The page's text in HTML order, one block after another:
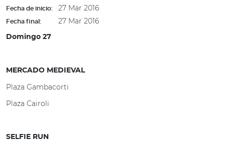
Fecha de inicio: 27 Mar 2016
Fecha final: 27 Mar 2016
Domingo 27
MERCADO MEDIEVAL
Plaza Gambacorti
Plaza Cairoli
SELFIE RUN